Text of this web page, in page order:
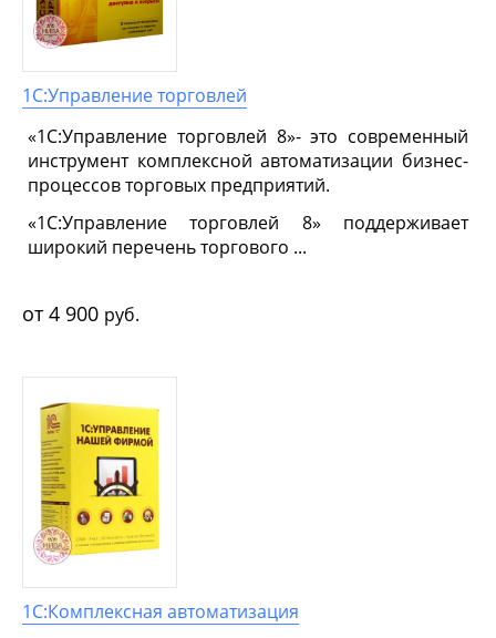
1С:Управление торговлей
«1С:Управление торговлей 8»- это современный
инструмент комплексной автоматизации бизнес-
процессов торговых предприятий.
«1С:Управление торговлей 8» поддерживает
широкий перечень торгового ...
4 900 руб.
1С:Комплексная автоматизация